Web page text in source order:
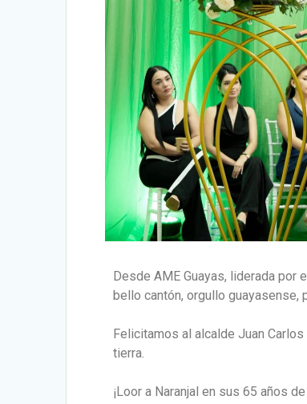
Desde AME Guayas, liderada por
bello cantón, orgullo guayasense,
Felicitamos al alcalde Juan
tierra.
¡Loor a Naranjal en sus 65 años